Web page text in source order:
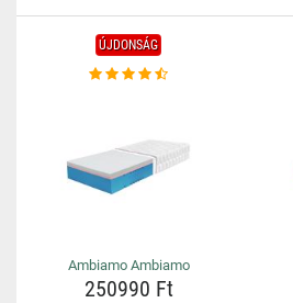
ÚJDONSÁG
Ambiamo Ambiamo
250990 Ft